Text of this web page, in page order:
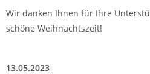
Wir danken Ihnen für Ihre
schöne Weihnachtszeit!
13.05.2023